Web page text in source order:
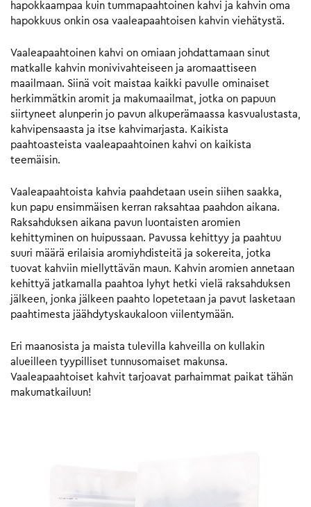
hapokkaampaa kuin tummapaahtoinen kahvi ja kahvin oma
hapokkuus onkin osa vaaleapaahtoisen kahvin viehätystä.
Vaaleapaahtoinen kahvi on omiaan johdattamaan sinut
matkalle kahvin monivivahteiseen ja aromaattiseen
maailmaan. Siinä voit maistaa kaikki pavulle ominaiset
herkimmätkin aromit ja makumaailmat, jotka on papuun
siirtyneet alunperin jo pavun alkuperämaassa kasvualustasta,
kahvipensaasta ja itse kahvimarjasta. Kaikista
paahtoasteista vaaleapaahtoinen kahvi on kaikista
teemäisin.
Vaaleapaahtoista kahvia paahdetaan usein siihen saakka,
kun papu ensimmäisen kerran raksahtaa paahdon aikana.
Raksahduksen aikana pavun luontaisten aromien
kehittyminen on huipussaan. Pavussa kehittyy ja paahtuu
suuri määrä erilaisia aromiyhdisteitä ja sokereita, jotka
tuovat kahviin miellyttävän maun. Kahvin aromien annetaan
kehittyä jatkamalla paahtoa lyhyt hetki vielä raksahduksen
jälkeen, jonka jälkeen paahto lopetetaan ja pavut lasketaan
paahtimesta jäähdytyskaukaloon viilentymään.
Eri maanosista ja maista tulevilla kahveilla on kullakin
alueilleen tyypilliset tunnusomaiset makunsa.
Vaaleapaahtoiset kahvit tarjoavat parhaimmat paikat tähän
makumatkailuun!